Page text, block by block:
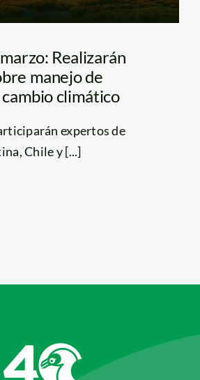
Realizarán
manejo de
climático
expertos de
Chile y [...]